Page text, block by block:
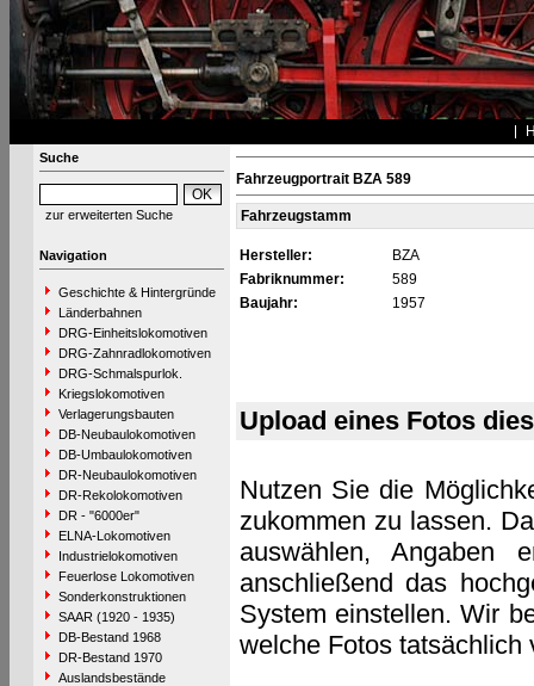
Suche
zur erweiterten Suche
Navigation
Geschichte & Hintergründe
Länderbahnen
DRG-Einheitslokomotiven
DRG-Zahnradlokomotiven
DRG-Schmalspurlok.
Kriegslokomotiven
Verlagerungsbauten
DB-Neubaulokomotiven
DB-Umbaulokomotiven
DR-Neubaulokomotiven
DR-Rekolokomotiven
DR - "6000er"
ELNA-Lokomotiven
Industrielokomotiven
Feuerlose Lokomotiven
Sonderkonstruktionen
SAAR (1920 - 1935)
DB-Bestand 1968
DR-Bestand 1970
Auslandsbestände
Fahrzeugportrait BZA 589
Fahrzeugstamm
Hersteller:
BZA
Fabriknummer:
589
Baujahr:
1957
Upload eines Fotos
Nutzen Sie die
zukommen zu lassen.
auswählen, Angaben
anschließend das
System einstellen. Wir
welche Fotos tatsächlich